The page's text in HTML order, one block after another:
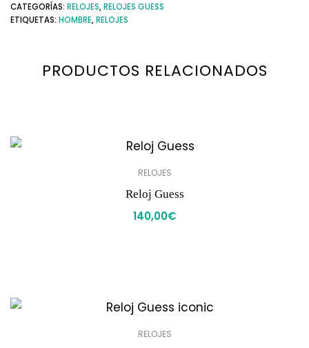
CATEGORÍAS: RELOJES,RELOJES GUESS
ETIQUETAS: HOMBRE,RELOJES
PRODUCTOS RELACIONADOS
RELOJES
Reloj Guess
140,00€
RELOJES